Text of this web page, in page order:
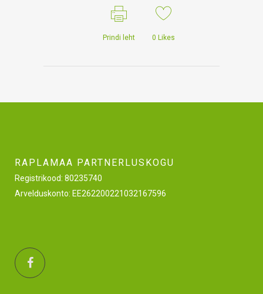
Prindi leht 0 Likes
RAPLAMAA PARTNERLUSKOGU
Registrikood: 80235740
Arvelduskonto: EE262200221032167596